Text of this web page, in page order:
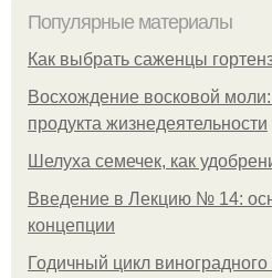
Популярные материалы
Как выбрать саженцы
Восхождение восковой
продукта жизнедеятельности
Шелуха семечек, как
Введение в Лекцию № 14:
концепции
Годичный цикл виноградного